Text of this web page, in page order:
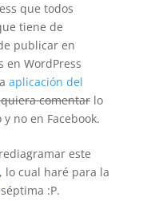
que todos
tiene de
publicar en
en WordPress
aplicación del
comentarlo
no en Facebook.
este
, lo cual haré para la
:P.